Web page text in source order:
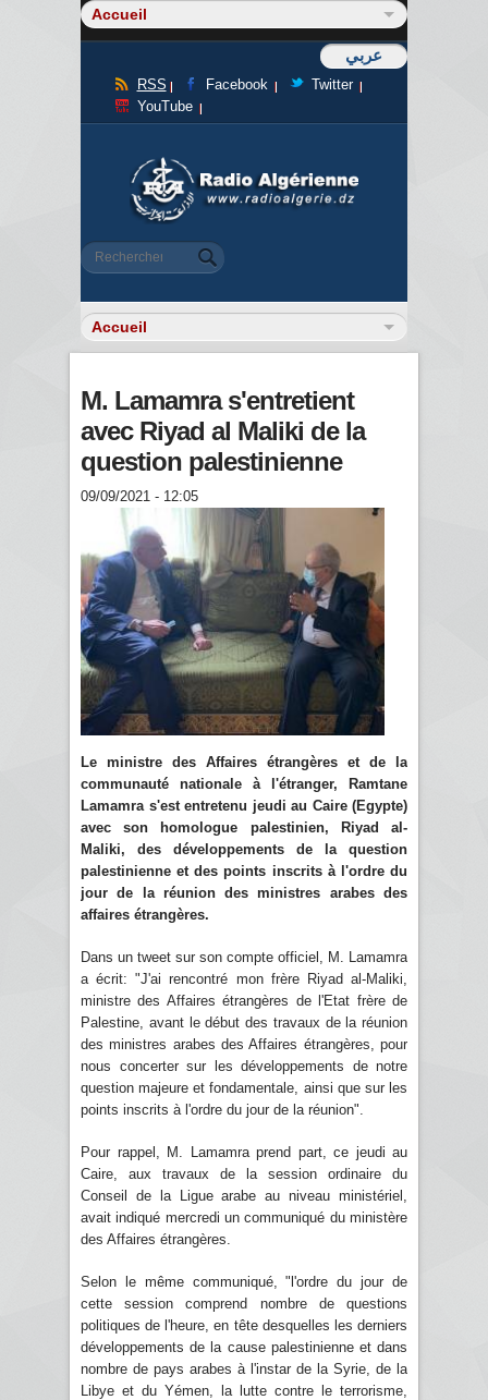
عربي
RSS Facebook
Twitter
YouTube
Formulaire de recherche
Rechercher
M. Lamamra s'entretient
avec Riyad al Maliki de la
question palestinienne
09/09/2021 - 12:05
Le ministre des Affaires étrangères et de la
communauté nationale à l'étranger, Ramtane
Lamamra s'est entretenu jeudi au Caire (Egypte)
avec son homologue palestinien, Riyad al-
Maliki, des développements de la question
palestinienne et des points inscrits à l'ordre du
jour de la réunion des ministres arabes des
affaires étrangères.
Dans un tweet sur son compte officiel, M. Lamamra
a écrit: "J'ai rencontré mon frère Riyad al-Maliki,
ministre des Affaires étrangères de l'Etat frère de
Palestine, avant le début des travaux de la réunion
des ministres arabes des Affaires étrangères, pour
nous concerter sur les développements de notre
question majeure et fondamentale, ainsi que sur les
points inscrits à l'ordre du jour de la réunion".
Pour rappel, M. Lamamra prend part, ce jeudi au
Caire, aux travaux de la session ordinaire du
Conseil de la Ligue arabe au niveau ministériel,
avait indiqué mercredi un communiqué du ministère
des Affaires étrangères.
Selon le même communiqué, "l'ordre du jour de
cette session comprend nombre de questions
politiques de l'heure, en tête desquelles les derniers
développements de la cause palestinienne et dans
nombre de pays arabes à l'instar de la Syrie, de la
Libye et du Yémen, la lutte contre le terrorisme,